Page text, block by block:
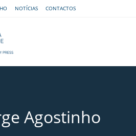
NOTÍCIAS CONTACTOS
Agostinho